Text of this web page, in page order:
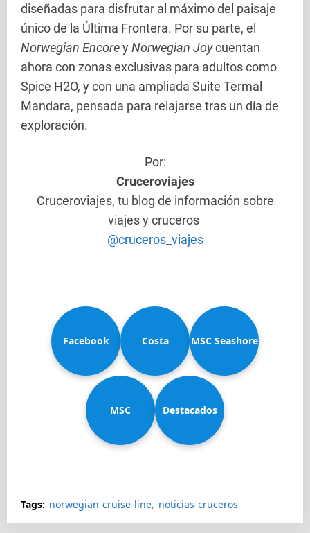
diseñadas para disfrutar al máximo del paisaje
único de la Última Frontera. Por su parte, el
Norwegian EncoreyNorwegian Joycuentan
ahora con zonas exclusivas para adultos como
Spice H2O, y con una ampliada Suite Termal
Mandara, pensada para relajarse tras un día de
exploración.
Por:
Cruceroviajes
Cruceroviajes, tu blog de información sobre
viajes y cruceros
@cruceros_viajes
Facebook Costa
Diadema
MSC Seashore
MSC Destacados
Tags: norwegian-cruise-line noticias-cruceros